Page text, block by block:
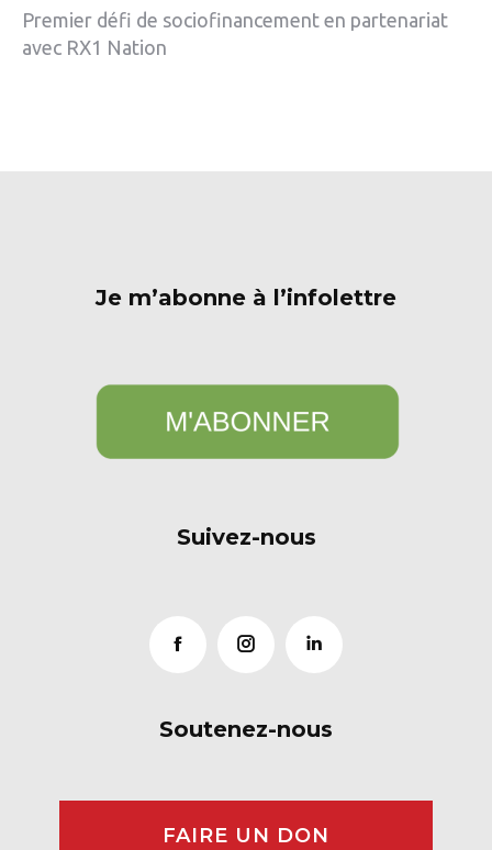
Premier défi de sociofinancement en partenariat
avec RX1 Nation
Je m’abonne à l’infolettre
Suivez-nous
Soutenez-nous
FAIRE UN DON